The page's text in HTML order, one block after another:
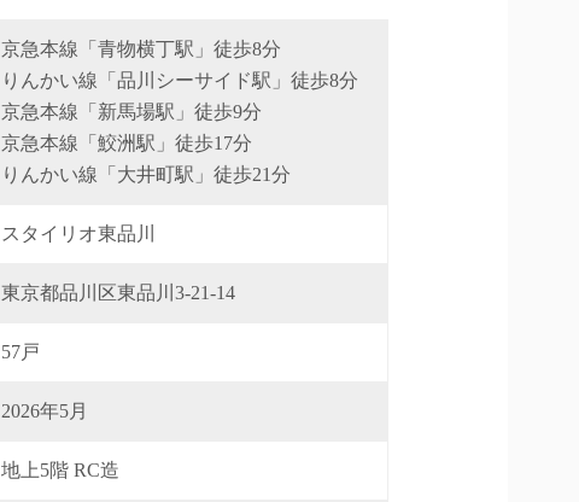
京急本線「青物横丁駅」徒歩8分
りんかい線「品川シーサイド駅」徒歩8分
京急本線「新馬場駅」徒歩9分
京急本線「鮫洲駅」徒歩17分
りんかい線「大井町駅」徒歩21分
スタイリオ東品川
東京都品川区東品川3-21-14
57戸
2026年5月
地上5階 RC造